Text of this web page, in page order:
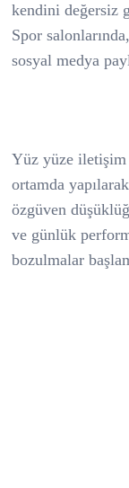
kendini değersiz
Spor
sosyal medya
Yüz yüze iletişim
ortamda
özgüven
ve günlük
bozulmalar